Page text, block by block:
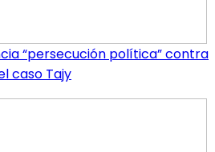
“persecución política” contra
caso Tajy